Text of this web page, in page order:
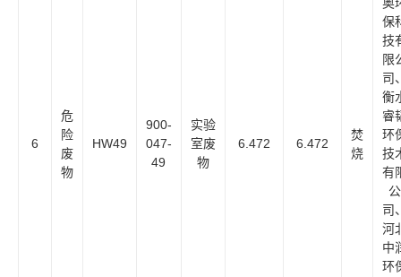
6
危
险
废
物
HW49
900-
047-
49
实验
室废
物
6.472 6.472
焚
烧
奥
保
技
限
司
衡
睿
环
技
有
公
司
河
中
环